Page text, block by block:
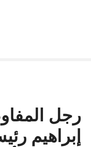
رجل
إبراهيم